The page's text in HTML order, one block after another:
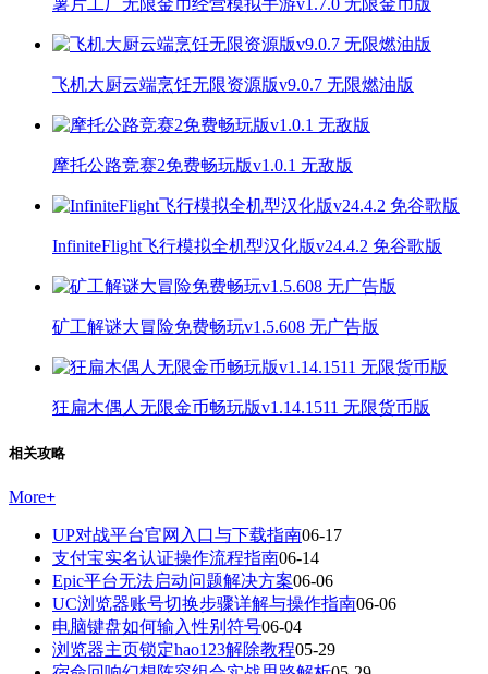
飞机大厨云端烹饪无限资源版v9.0.7 无限燃油版
摩托公路竞赛2免费畅玩版v1.0.1 无敌版
InfiniteFlight飞行模拟全机型汉化版v24.4.2 免谷歌版
矿工解谜大冒险免费畅玩v1.5.608 无广告版
狂扁木偶人无限金币畅玩版v1.14.1511 无限货币版
相关攻略
More+
UP对战平台官网入口与下载指南06-17
支付宝实名认证操作流程指南06-14
Epic平台无法启动问题解决方案06-06
UC浏览器账号切换步骤详解与操作指南06-06
电脑键盘如何输入性别符号06-04
浏览器主页锁定hao123解除教程05-29